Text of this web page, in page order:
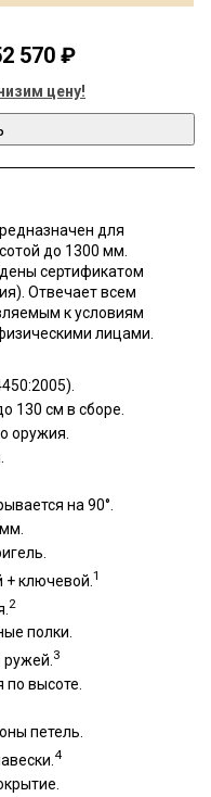
570 ₽
цену!
для
до 1300 мм.
сертификатом
Отвечает всем
к условиям
лицами.
130 см в сборе.
оружия.
на 90°.
ключевой. 1
2
полки.
3
высоте.
петель.
4